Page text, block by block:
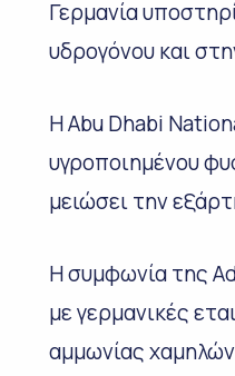
Γερμανία
υδρογόνου και
Η Abu Dhabi
υγροποιημένου
μειώσει την
Η συμφωνία της
με γερμανικές
αμμωνίας